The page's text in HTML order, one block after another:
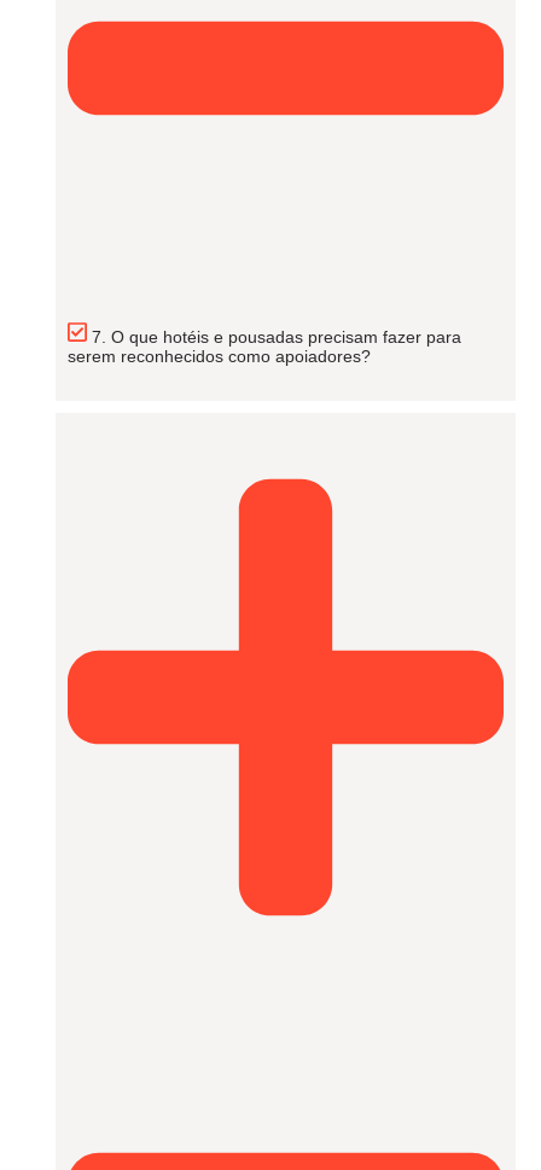
7. O que hotéis e pousadas precisam fazer para
serem reconhecidos como apoiadores?